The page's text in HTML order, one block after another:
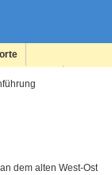
dem alten West-Ost